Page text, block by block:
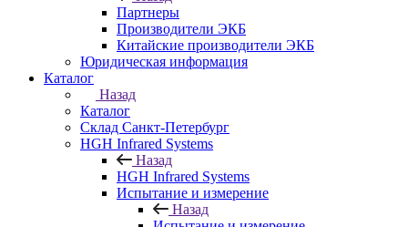
Партнеры
Производители ЭКБ
Китайские производители ЭКБ
Юридическая информация
Каталог
Назад
Каталог
Cклад Санкт-Петербург
HGH Infrared Systems
Назад
HGH Infrared Systems
Испытание и измерение
Назад